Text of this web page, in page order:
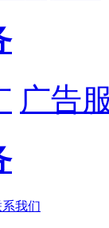
广告
我们